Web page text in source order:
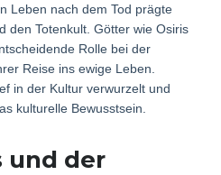
Leben nach dem Tod prägte
den Totenkult. Götter wie Osiris
Rolle bei der
Reise ins ewige Leben.
in der Kultur verwurzelt und
kulturelle Bewusstsein.
und der